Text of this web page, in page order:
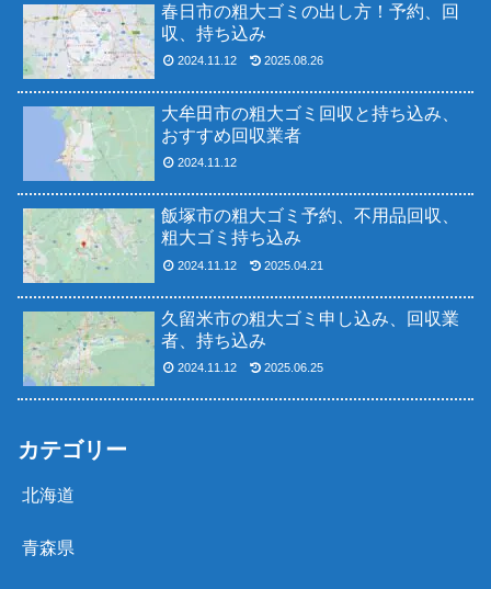
春日市の粗大ゴミの出し方！予約、回
収、持ち込み
2024.11.12 2025.08.26
大牟田市の粗大ゴミ回収と持ち込み、
おすすめ回収業者
2024.11.12
飯塚市の粗大ゴミ予約、不用品回収、
粗大ゴミ持ち込み
2024.11.12 2025.04.21
久留米市の粗大ゴミ申し込み、回収業
者、持ち込み
2024.11.12 2025.06.25
カテゴリー
北海道
青森県